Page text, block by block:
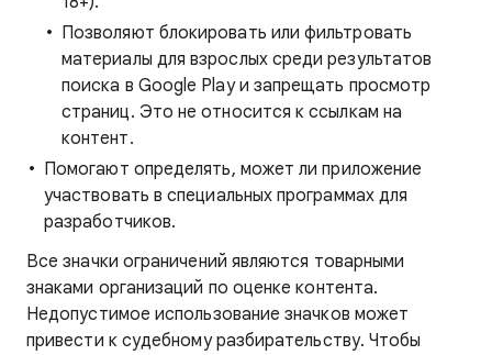
Позволяют блокировать или фильтровать
материалы для взрослых среди результатов
поиска в Google Play и запрещать просмотр
страниц. Это не относится к ссылкам на
контент.
Помогают определять, может ли приложение
участвовать в специальных программах для
разработчиков.
Все значки ограничений являются товарными
знаками организаций по оценке контента.
Недопустимое использование значков может
привести к судебному разбирательству. Чтобы